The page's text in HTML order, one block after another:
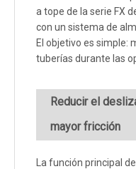
a tope de la serie FX
con un sistema de
El objetivo es simple:
tuberías durante las
Reducir el
mayor fricción
La función principal